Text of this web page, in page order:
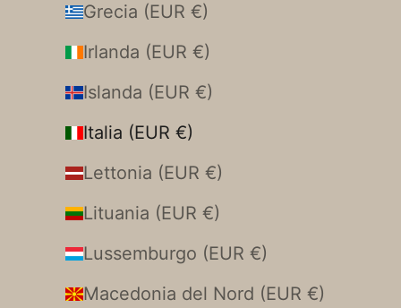
Grecia (EUR €)
Irlanda (EUR €)
Islanda (EUR €)
Italia (EUR €)
Lettonia (EUR €)
Lituania (EUR €)
Lussemburgo (EUR €)
Macedonia del Nord (EUR €)